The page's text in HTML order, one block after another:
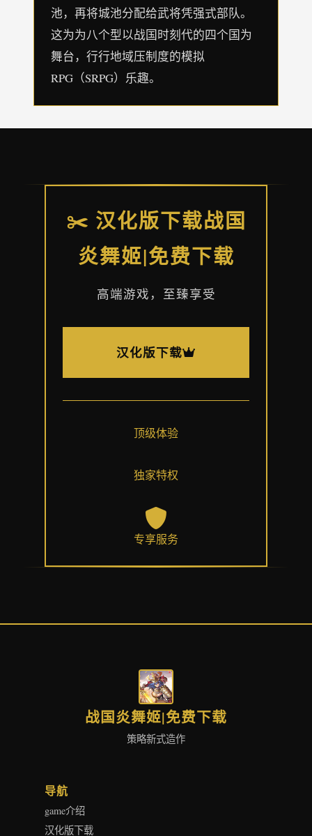
池，再将城池分配给武将凭强式部队。
这为为八个型以战国时刻代的四个国为
舞台，行行地域压制度的模拟
RPG（SRPG）乐趣。
✂️ 汉化版下载战国
炎舞姬|免费下载
高端游戏，至臻享受
汉化版下载
顶级体验
独家特权
专享服务
战国炎舞姬|免费下载
策略新式造作
导航
game介绍
汉化版下载